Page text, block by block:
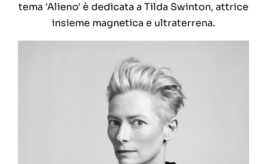
tema 'Alieno' è dedicata a Tilda Swinton, attrice
insieme magnetica e ultraterrena.